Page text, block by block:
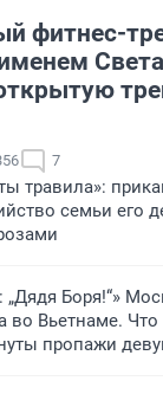
фитнес-
7
травила»:
семьи его
„Дядя Боря!“»
во Вьетнаме.
пропажи